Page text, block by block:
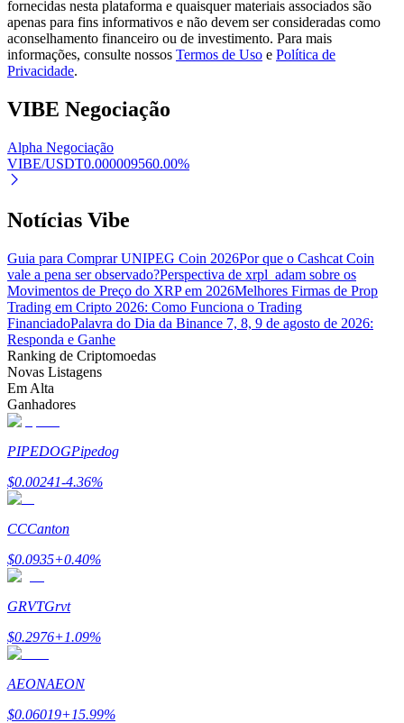
Estacamento
Altos retornos e acesso instantâneo
Staking flexível para ganhar tokens populares.
Bloqueios de BTR
Investimentos exclusivos para titulares de BTR
Empréstimos
Serviço de empréstimo apoiado por criptografia
fornecidas nesta plataforma e quaisquer materiais associados são
apenas para fins informativos e não devem ser consideradas como
aconselhamento financeiro ou de investimento. Para mais
informações, consulte nossos Termos de Uso e Política de
Privacidade.
VIBE Negociação
Alpha Negociação
VIBE/USDT0.000009560.00%
Notícias Vibe
Guia para Comprar UNIPEG Coin 2026Por que o Cashcat Coin
vale a pena ser observado?Perspectiva de xrpl_adam sobre os
Movimentos de Preço do XRP em 2026Melhores Firmas de Prop
Trading em Cripto 2026: Como Funciona o Trading
FinanciadoPalavra do Dia da Binance 7, 8, 9 de agosto de 2026:
Responda e Ganhe
Ranking de Criptomoedas
Novas Listagens
Em Alta
Ganhadores
PIPEDOGPipedog
$0.00241-4.36%
CCCanton
$0.0935+0.40%
GRVTGrvt
$0.2976+1.09%
AEONAEON
$0.06019+15.99%